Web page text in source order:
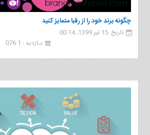
چگونه برند خود را از رقبا متمایز کنید
تاریخ :15 تیر 1399, 00:14
بـازدید : 1 076